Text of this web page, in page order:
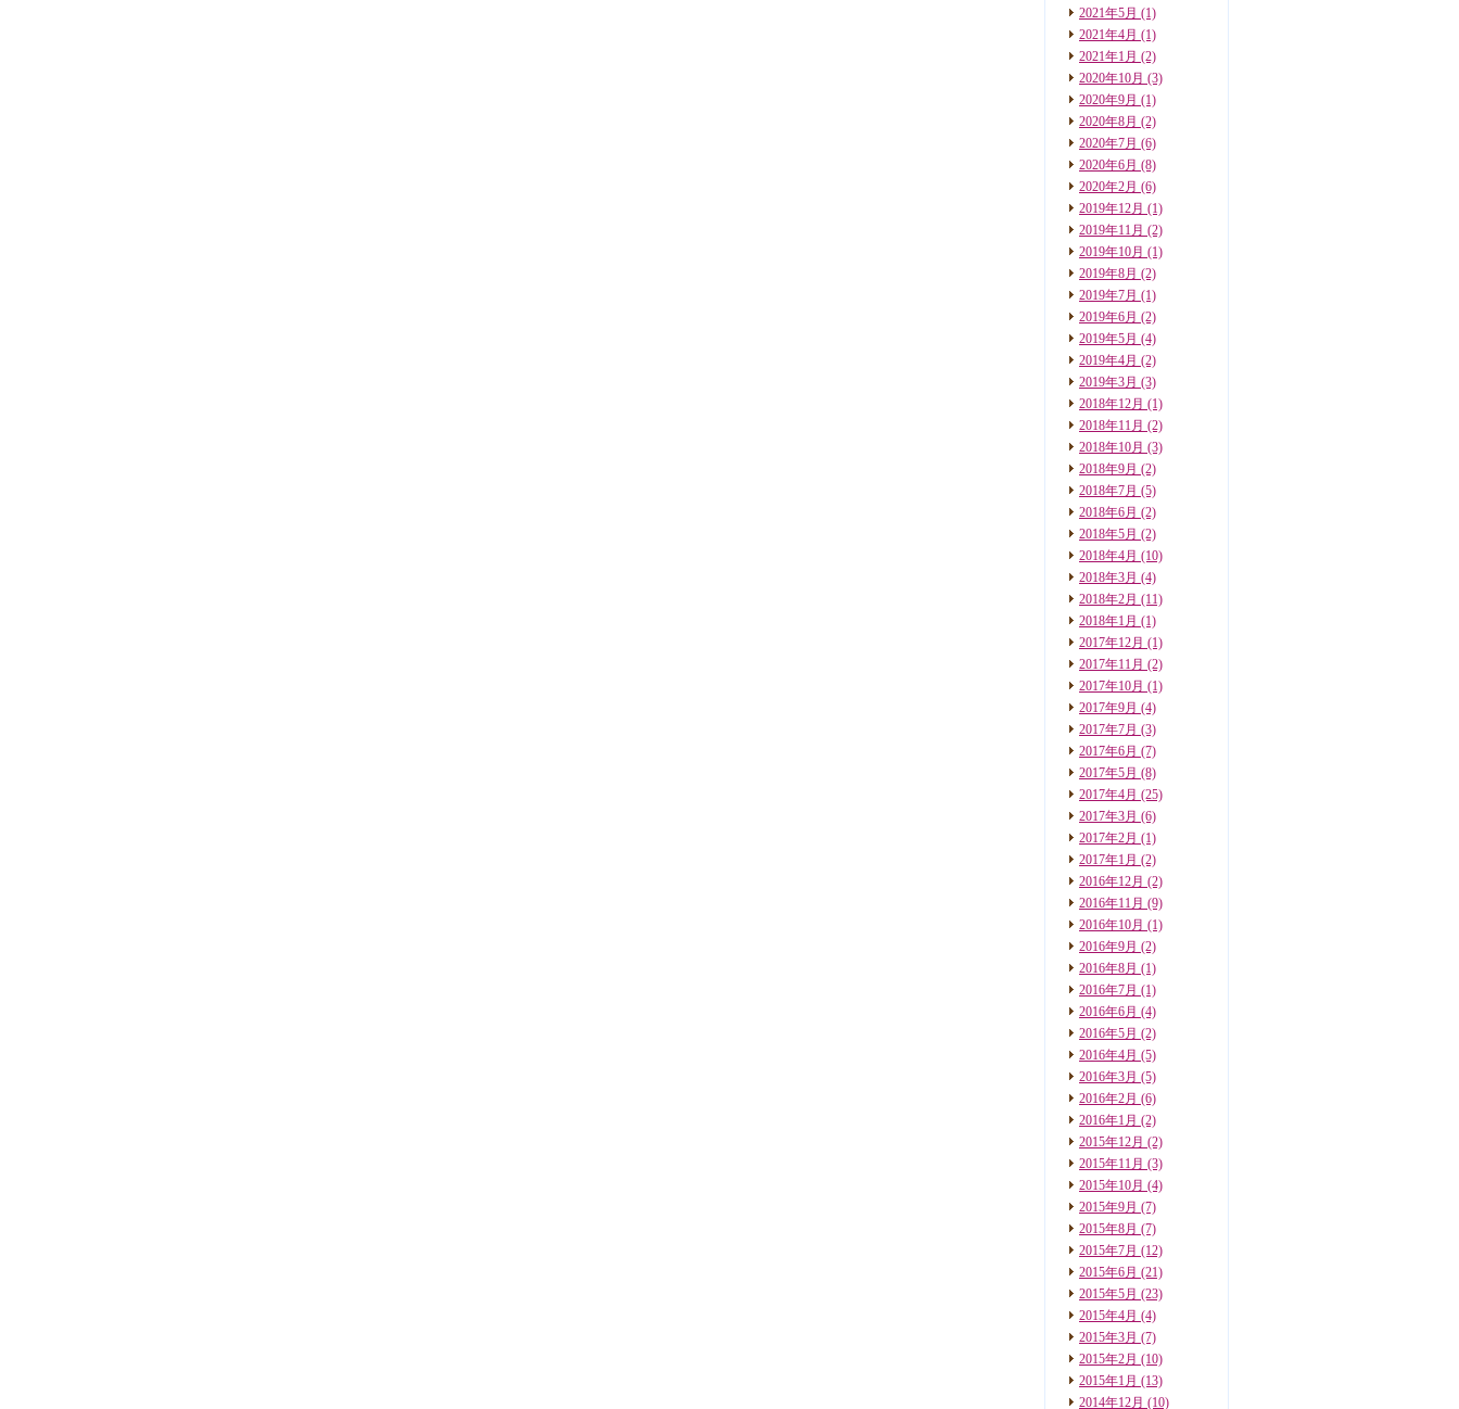
2021年5月 (1)
2021年4月 (1)
2021年1月 (2)
2020年10月 (3)
2020年9月 (1)
2020年8月 (2)
2020年7月 (6)
2020年6月 (8)
2020年2月 (6)
2019年12月 (1)
2019年11月 (2)
2019年10月 (1)
2019年8月 (2)
2019年7月 (1)
2019年6月 (2)
2019年5月 (4)
2019年4月 (2)
2019年3月 (3)
2018年12月 (1)
2018年11月 (2)
2018年10月 (3)
2018年9月 (2)
2018年7月 (5)
2018年6月 (2)
2018年5月 (2)
2018年4月 (10)
2018年3月 (4)
2018年2月 (11)
2018年1月 (1)
2017年12月 (1)
2017年11月 (2)
2017年10月 (1)
2017年9月 (4)
2017年7月 (3)
2017年6月 (7)
2017年5月 (8)
2017年4月 (25)
2017年3月 (6)
2017年2月 (1)
2017年1月 (2)
2016年12月 (2)
2016年11月 (9)
2016年10月 (1)
2016年9月 (2)
2016年8月 (1)
2016年7月 (1)
2016年6月 (4)
2016年5月 (2)
2016年4月 (5)
2016年3月 (5)
2016年2月 (6)
2016年1月 (2)
2015年12月 (2)
2015年11月 (3)
2015年10月 (4)
2015年9月 (7)
2015年8月 (7)
2015年7月 (12)
2015年6月 (21)
2015年5月 (23)
2015年4月 (4)
2015年3月 (7)
2015年2月 (10)
2015年1月 (13)
2014年12月 (10)